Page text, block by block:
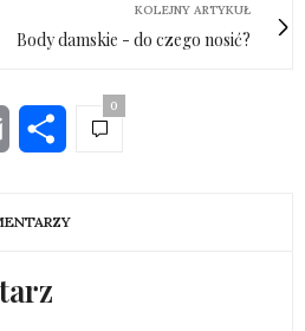
KOLEJNY ARTYKUŁ
Body damskie - do czego nosić?
Email Share
0